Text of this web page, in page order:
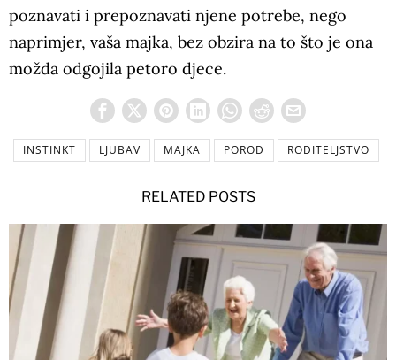
poznavati i prepoznavati njene potrebe, nego
naprimjer, vaša majka, bez obzira na to što je ona
možda odgojila petoro djece.
INSTINKT LJUBAV MAJKA POROD RODITELJSTVO
RELATED POSTS